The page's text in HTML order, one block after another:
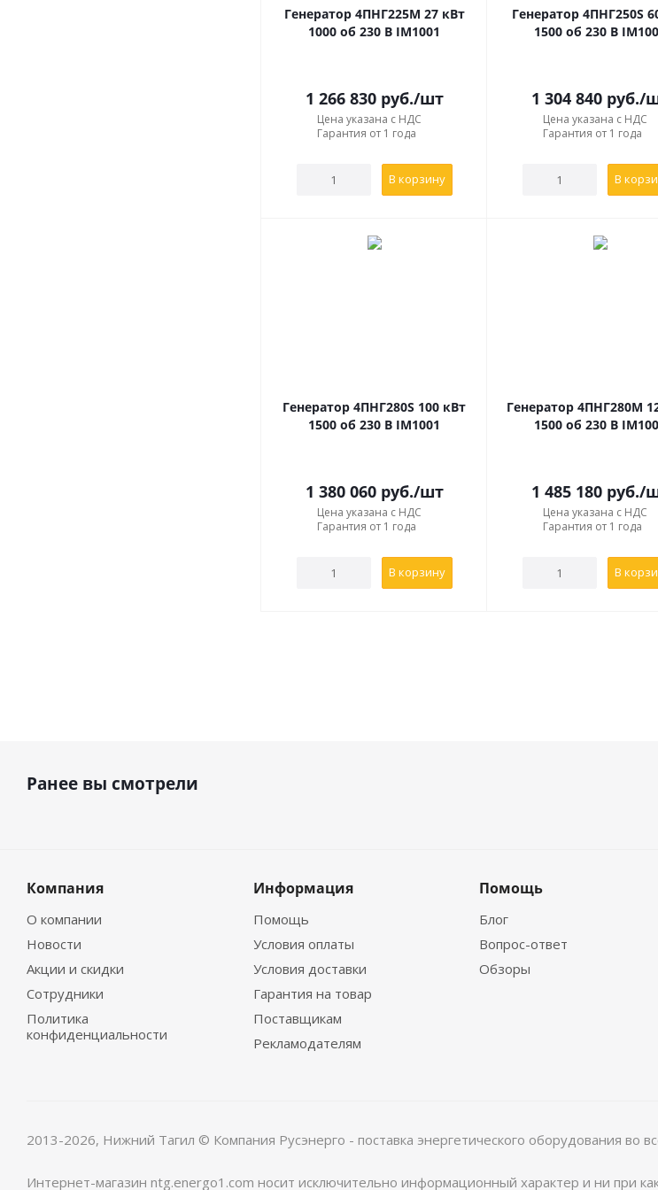
Генератор 4ПНГ225М 27 кВт
1000 об 230 В IM1001
1 266 830руб./шт
Цена указана с НДС
Гарантия от 1 года
В корзину
Генератор 4ПНГ250S
1500 об 230 В
1 304 840руб./
Цена указана с НДС
Гарантия от 1 года
В
Генератор 4ПНГ280S 100 кВт
1500 об 230 В IM1001
1 380 060руб./шт
Цена указана с НДС
Гарантия от 1 года
В корзину
Генератор 4ПНГ280М
1500 об 230 В
1 485 180руб./
Цена указана с НДС
Гарантия от 1 года
В
Ранее вы смотрели
Компания
О компании
Новости
Акции и скидки
Сотрудники
Политика
конфиденциальности
Информация
Помощь
Условия оплаты
Условия доставки
Гарантия на товар
Поставщикам
Рекламодателям
Помощь
Блог
Вопрос-ответ
Обзоры
2013-2026, Нижний Тагил © Компания Русэнерго - поставка энергетического оборудования во
Интернет-магазин ntg.energo1.com носит исключительно информационный характер и ни при